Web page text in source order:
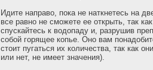
Идите направо, пока не наткнетесь на
все равно не сможете ее открыть, так
спускайтесь к водопаду и, разрушив
собой горящее копье. Оно вам
стоит пугаться их количества, так как
или нет, не имеет значения).